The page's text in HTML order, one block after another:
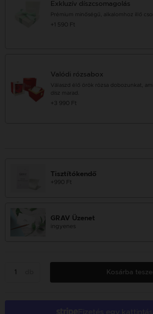
Exkluzív díszcsomagolás
Prémium minőségű, alkalomhoz illő
+1 590 Ft
Valódi rózsabox
Válaszd élő örök rózsa dobozunkat,
dísz marad.
+3 990 Ft
Tisztítókendő
+990 Ft
GRAV Üzenet
ingyenes
Kosárba